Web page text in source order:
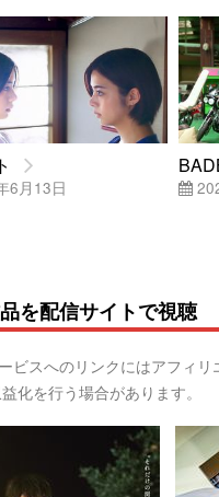
6月13日
を配信サイトで視聴
ビスへのリンクにはアフィ
化を行う場合があります。